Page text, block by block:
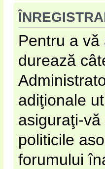
Pentru a
durează
adiţionale
asiguraţi-
politicile
forumului